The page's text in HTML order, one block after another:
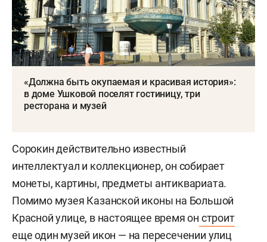
«Должна быть окупаемая и красивая история»:
в доме Ушковой поселят гостиницу, три
ресторана и музей
Сорокин действительно известный
интеллектуал и коллекционер, он собирает
монеты, картины, предметы антиквариата.
Помимо музея Казанской иконы на Большой
Красной улице, в настоящее время он строит
еще один музей икон — на пересечении улиц